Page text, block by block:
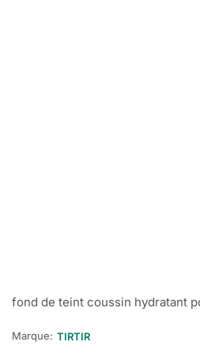
fond de teint coussin hydratant
Marque: TIRTIR